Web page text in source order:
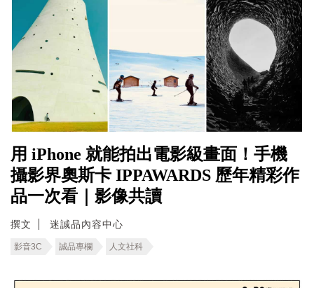
用 iPhone 就能拍出電影級畫面！手機
攝影界奧斯卡 IPPAWARDS 歷年精彩作
品一次看｜影像共讀
撰文 迷誠品內容中心
影音3C 誠品專欄 人文社科